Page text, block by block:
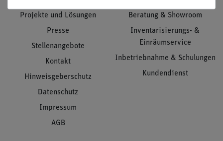
Projekte und Lösungen
Presse
Stellenangebote
Kontakt
Hinweisgeberschutz
Datenschutz
Impressum
AGB
Beratung & Showroom
Inventarisierungs- &
Einräumservice
Inbetriebnahme & Schulungen
Kundendienst